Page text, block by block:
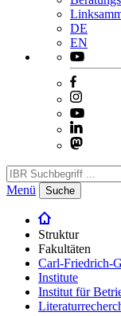
DE
EN
Menü Suche
Struktur
Fakultäten
Carl-Friedrich-
Institute
Institut für